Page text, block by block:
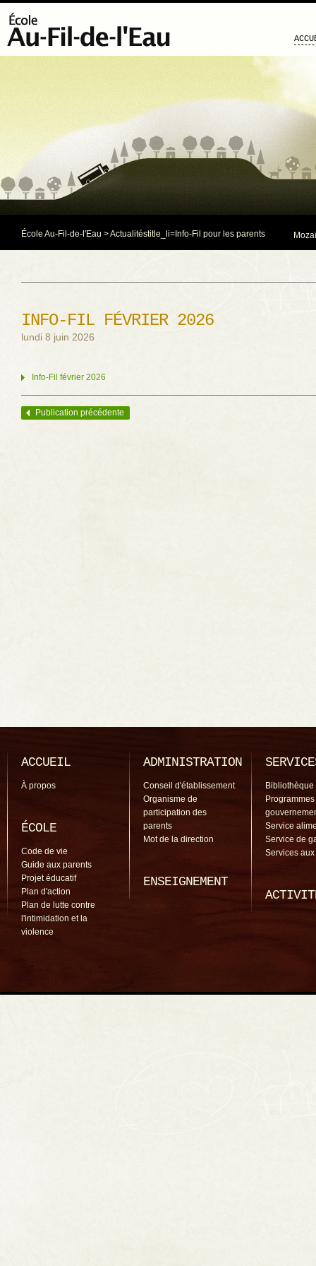
École Au-Fil-de-l'Eau >Actualitéstitle_li= Info-Fil pour les parents
INFO-FIL FÉVRIER 2026
lundi 8 juin 2026
Info-Fil février 2026
Navigation des articles
Publication précédente
ACCUEIL
À propos
ÉCOLE
Code de vie
Guide aux parents
Projet éducatif
Plan d'action
Plan de lutte contre
l'intimidation et la
violence
ADMINISTRATION
Conseil d'établissement
Organisme de
participation des
parents
Mot de la direction
ENSEIGNEMENT
Bibliothèque
Programmes
Service
Service de
Services